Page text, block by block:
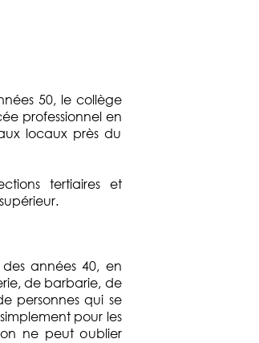
50, le collège
professionnel en
locaux près du
tertiaires et
années 40, en
de barbarie, de
personnes qui se
pour les
ne peut oublier